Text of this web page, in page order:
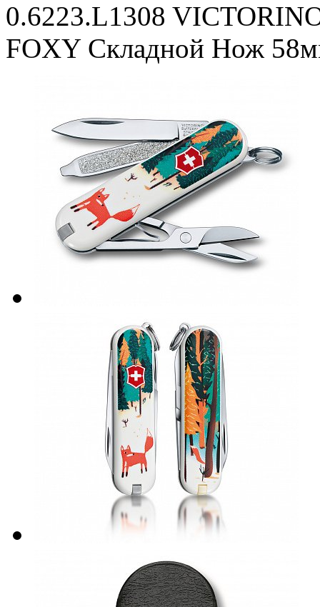
0.6223.L1308
FOXY Складной Нож